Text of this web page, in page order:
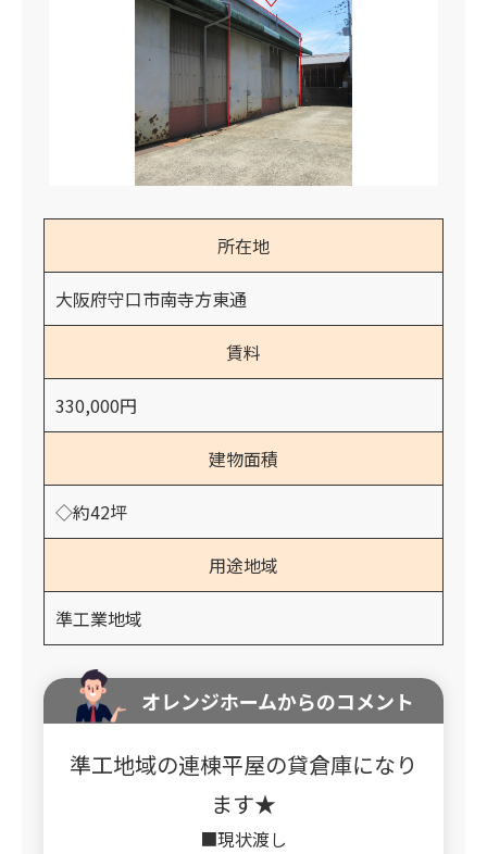
所在地
大阪府守口市南寺方東通
賃料
330,000円
建物面積
◇約42坪
用途地域
準工業地域
オレンジホームからのコメント
準工地域の連棟平屋の貸倉庫になり
ます★
■現状渡し